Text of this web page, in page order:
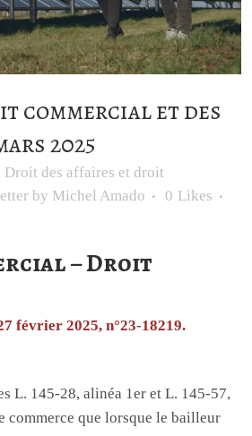
commercial et des
2025
Droit des affaires et droit
by Michel Amado 0 Likes
– Droit
février 2025, n°23-18219.
L. 145-28, alinéa 1er et L. 145-57,
commerce que lorsque le bailleur